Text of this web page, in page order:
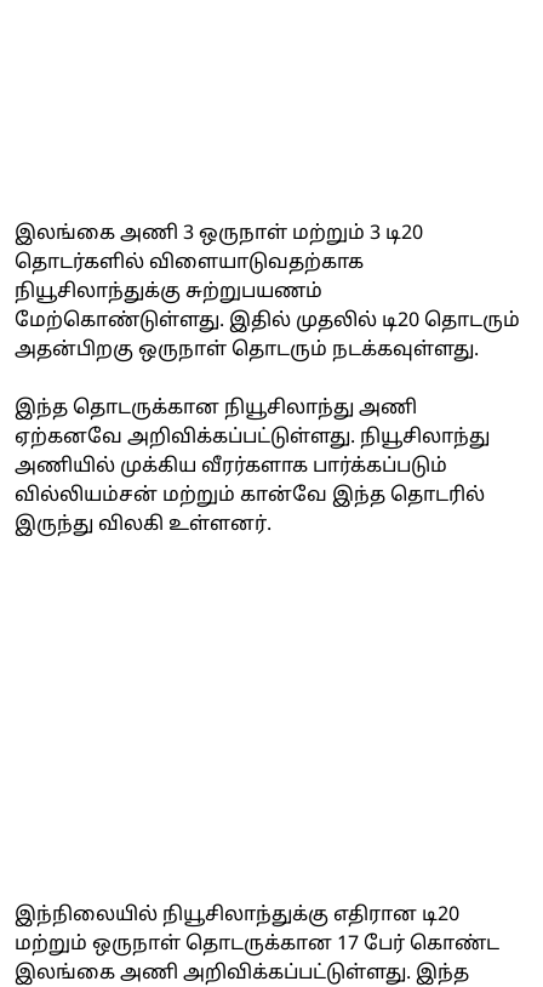
இலங்கை அணி 3 ஒருநாள் மற்றும் 3 டி20
தொடர்களில் விளையாடுவதற்காக
நியூசிலாந்துக்கு சுற்றுபயணம்
மேற்கொண்டுள்ளது. இதில் முதலில் டி20 தொடரும்
அதன்பிறகு ஒருநாள் தொடரும் நடக்கவுள்ளது.
இந்த தொடருக்கான நியூசிலாந்து அணி
ஏற்கனவே அறிவிக்கப்பட்டுள்ளது. நியூசிலாந்து
அணியில் முக்கிய வீரர்களாக பார்க்கப்படும்
வில்லியம்சன் மற்றும் கான்வே இந்த தொடரில்
இருந்து விலகி உள்ளனர்.
இந்நிலையில் நியூசிலாந்துக்கு எதிரான டி20
மற்றும் ஒருநாள் தொடருக்கான 17 பேர் கொண்ட
இலங்கை அணி அறிவிக்கப்பட்டுள்ளது. இந்த